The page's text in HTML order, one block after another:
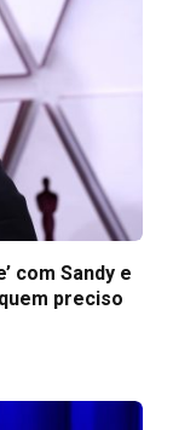
com Sandy e
preciso